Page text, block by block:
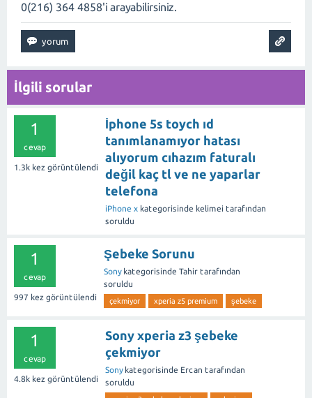
0(216) 364 4858'i arayabilirsiniz.
İlgili sorular
1
cevap
1.3k kez görüntülendi
İphone 5s toych ıd
tanımlanamıyor hatası
alıyorum cıhazım faturalı
değil kaç tl ve ne yaparlar
telefona
iPhone x kategorisinde kelimei tarafından
soruldu
1
cevap
997 kez görüntülendi
Şebeke Sorunu
Sonykategorisinde Tahir tarafından
soruldu
çekmiyor xperia z5 premium şebeke
1
cevap
4.8k kez görüntülendi
Sony xperia z3 şebeke
çekmiyor
Sonykategorisinde Ercan tarafından
soruldu